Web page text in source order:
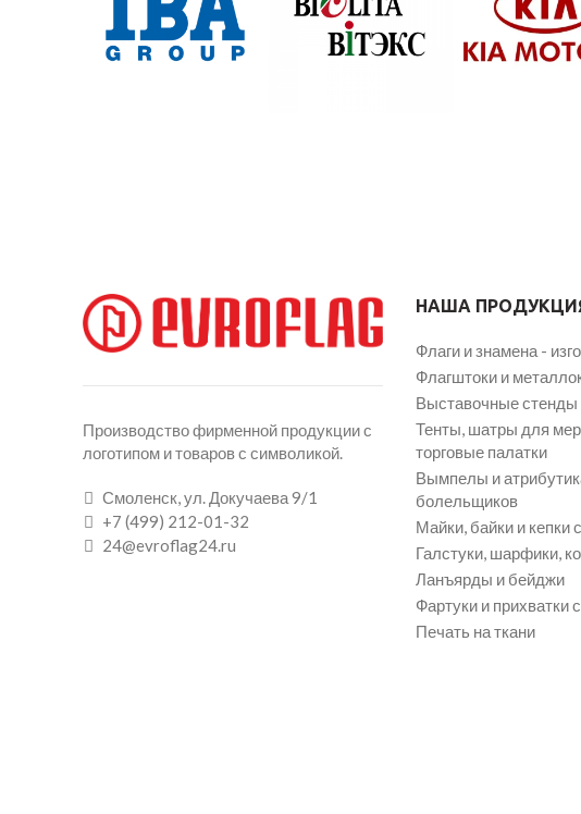
Производство фирменной продукции с
логотипом и товаров с символикой.
Смоленск, ул. Докучаева 9/1
+7 (499) 212-01-32
24@evroflag24.ru
НАША
Флаги и знамена -
Флагштоки и
Выставочные стенды
Тенты, шатры для
торговые палатки
Вымпелы и
болельщиков
Майки, байки и кепки
Галстуки, шарфики,
Ланъярды и бейджи
Фартуки и прихватки
Печать на ткани